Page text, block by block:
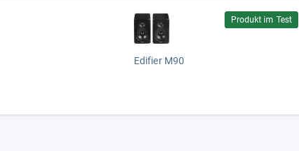
Produkt im Test
Edifier M90